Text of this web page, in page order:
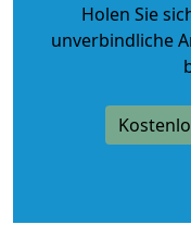
Holen Sie
unverbindliche